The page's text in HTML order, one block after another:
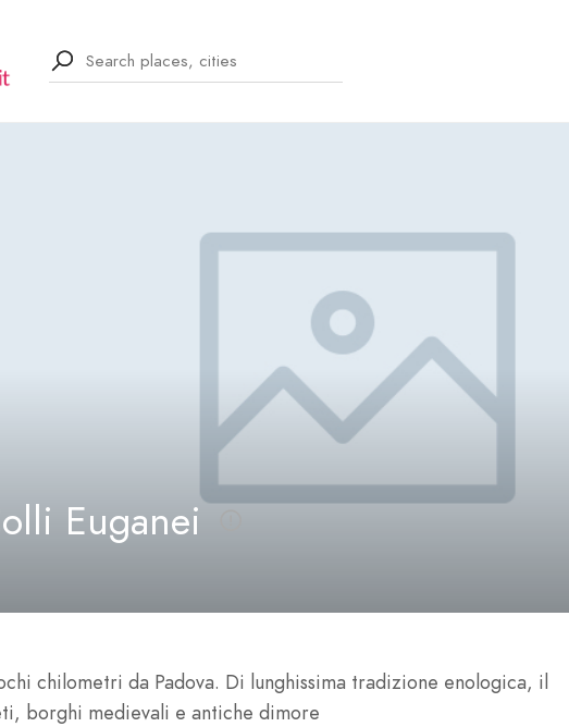
Euganei
chilometri da Padova. Di lunghissima tradizione enologica, il
borghi medievali e antiche dimore